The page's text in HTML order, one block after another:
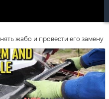
жабо и провести его замену